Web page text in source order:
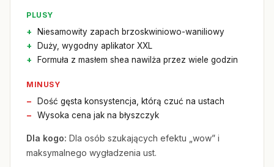
PLUSY
Niesamowity zapach brzoskwiniowo-waniliowy
Duży, wygodny aplikator XXL
Formuła z masłem shea nawilża przez wiele godzin
MINUSY
Dość gęsta konsystencja, którą czuć na ustach
Wysoka cena jak na błyszczyk
Dla kogo: Dla osób szukających efektu „wow” i
maksymalnego wygładzenia ust.